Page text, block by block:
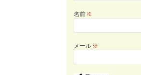
名前 ※
メール ※